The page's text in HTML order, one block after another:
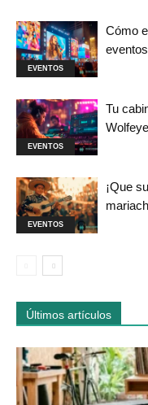
EVENTOS
Cómo
EVENTOS
Tu
EVENTOS
¡Que
Últimos artículos